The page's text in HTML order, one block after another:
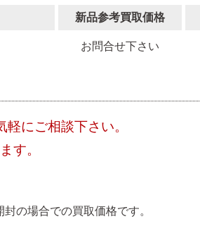
新品参考買取価格
お問合せ下さい
にご相談下さい。
す。
の場合での買取価格です。